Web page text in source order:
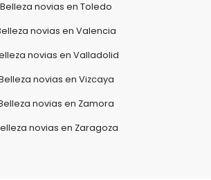
Belleza novias en Toledo
novias en Valencia
novias en Valladolid
novias en Vizcaya
novias en Zamora
novias en Zaragoza